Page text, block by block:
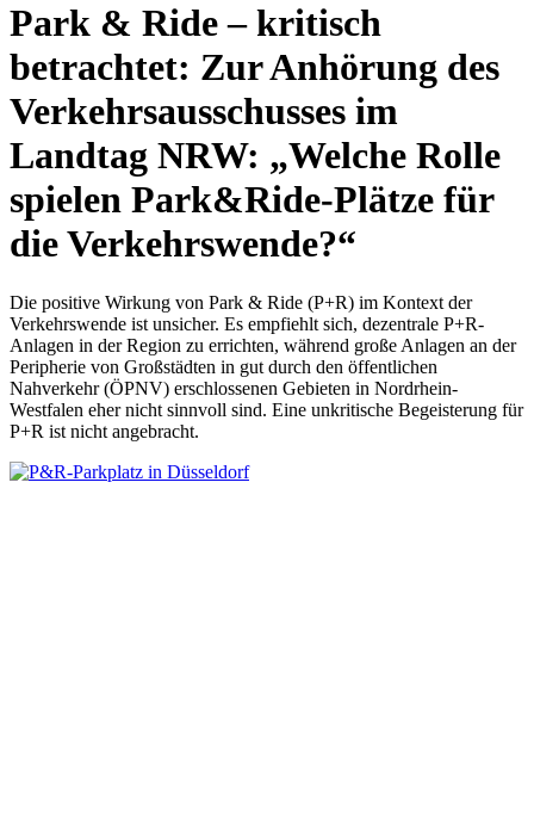
Park & Ride – kritisch
betrachtet: Zur Anhörung des
Verkehrsausschusses im
Landtag NRW: „Welche Rolle
spielen Park&Ride-Plätze für
die Verkehrswende?“
Die positive Wirkung von Park & Ride (P+R) im Kontext der
Verkehrswende ist unsicher. Es empfiehlt sich, dezentrale P+R-
Anlagen in der Region zu errichten, während große Anlagen an der
Peripherie von Großstädten in gut durch den öffentlichen
Nahverkehr (ÖPNV) erschlossenen Gebieten in Nordrhein-
Westfalen eher nicht sinnvoll sind. Eine unkritische Begeisterung für
P+R ist nicht angebracht.